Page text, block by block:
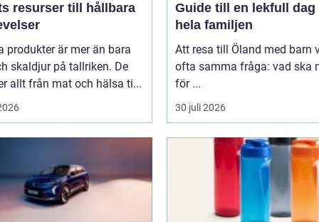
resurser till hållbara
produkter är mer än bara
skaldjur på tallriken. De
allt från mat och hälsa ti...
Guide till en lekfull dag
hela familjen
Att resa till Öland med barn
ofta samma fråga: vad ska
för ...
30 juli 2026